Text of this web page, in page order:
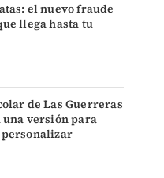
el nuevo fraude
llega hasta tu
de Las Guerreras
una versión para